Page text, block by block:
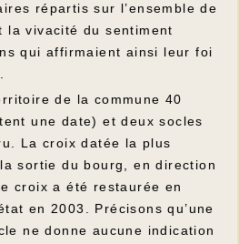
répartis sur l’ensemble de
la vivacité du sentiment
qui affirmaient ainsi leur foi
de la commune 40
une date) et deux socles
La croix datée la plus
sortie du bourg, en direction
croix a été restaurée en
en 2003. Précisons qu’une
ne donne aucune indication